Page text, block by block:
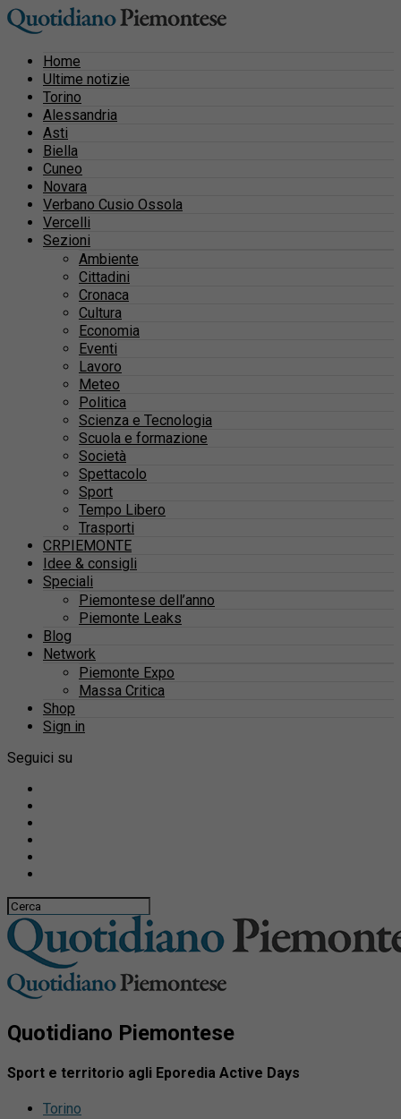
Home
Ultime notizie
Torino
Alessandria
Asti
Biella
Cuneo
Novara
Verbano Cusio Ossola
Vercelli
Sezioni
Ambiente
Cittadini
Cronaca
Cultura
Economia
Eventi
Lavoro
Meteo
Politica
Scienza e Tecnologia
Scuola e formazione
Società
Spettacolo
Sport
Tempo Libero
Trasporti
CRPIEMONTE
Idee & consigli
Speciali
Piemontese dell’anno
Piemonte Leaks
Blog
Network
Piemonte Expo
Massa Critica
Shop
Sign in
Seguici su
Quotidiano Piemontese
Sport e territorio agli Eporedia Active Days
Torino